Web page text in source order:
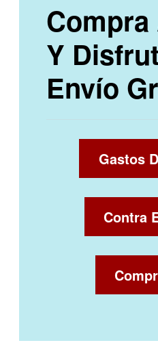
Y
Envío
Gastos
Contra